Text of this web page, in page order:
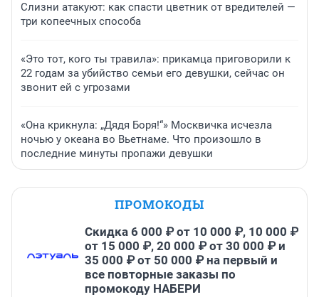
Слизни атакуют: как спасти цветник от вредителей —
три копеечных способа
«Это тот, кого ты травила»: прикамца приговорили к
22 годам за убийство семьи его девушки, сейчас он
звонит ей с угрозами
«Она крикнула: „Дядя Боря!“» Москвичка исчезла
ночью у океана во Вьетнаме. Что произошло в
последние минуты пропажи девушки
ПРОМОКОДЫ
Скидка 6 000 ₽ от 10 000 ₽, 10 000 ₽
от 15 000 ₽, 20 000 ₽ от 30 000 ₽ и
35 000 ₽ от 50 000 ₽ на первый и
все повторные заказы по
промокоду НАБЕРИ